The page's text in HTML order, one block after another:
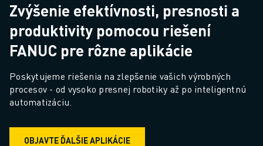
Zvýšenie efektívnosti, presnosti a
produktivity pomocou riešení
FANUC pre rôzne aplikácie
Poskytujeme riešenia na zlepšenie vašich výrobných
procesov - od vysoko presnej robotiky až po inteligentnú
automatizáciu.
OBJAVTE ĎALŠIE APLIKÁCIE